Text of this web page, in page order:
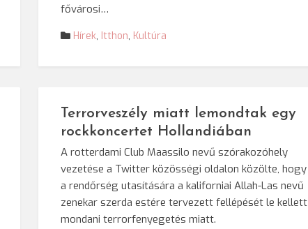
fővárosi…
Hírek, Itthon, Kultúra
Terrorveszély miatt lemondtak egy
rockkoncertet Hollandiában
A rotterdami Club Maassilo nevű szórakozóhely
vezetése a Twitter közösségi oldalon közölte, hogy
a rendőrség utasítására a kaliforniai Allah-Las nevű
zenekar szerda estére tervezett fellépését le kellett
mondani terrorfenyegetés miatt.